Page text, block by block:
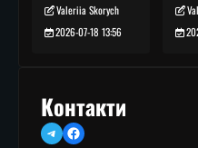
Valeriia Skorych
2026-07-18 13:56
Контакти
TelegramFacebook